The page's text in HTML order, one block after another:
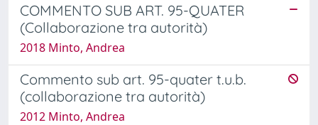
COMMENTO SUB ART. 95-QUATER
(Collaborazione tra autorità)
2018 Minto, Andrea
Commento sub art. 95-quater t.u.b.
(collaborazione tra autorità)
2012 Minto, Andrea